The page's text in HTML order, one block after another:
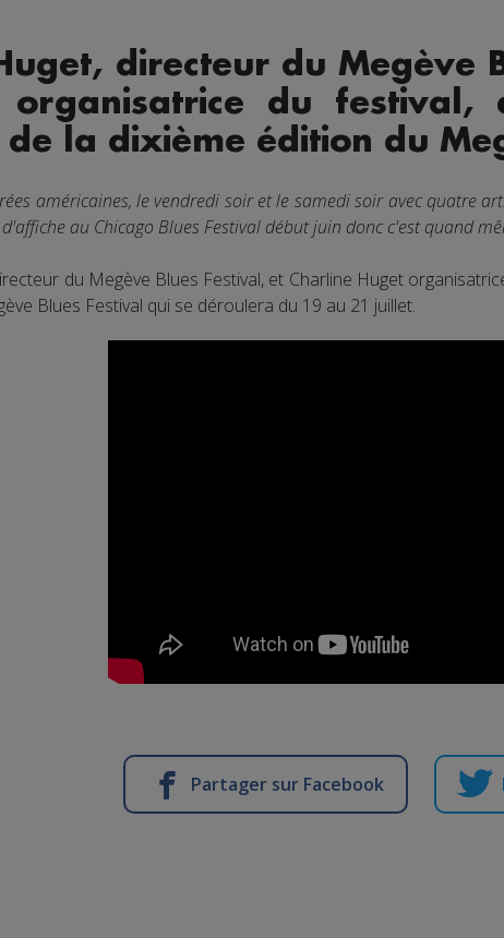
directeur du Megève
organisatrice du festival,
la dixième édition du
américaines, le vendredi soir et le samedi soir avec quatre
au Chicago Blues Festival début juin donc c'est quand
du Megève Blues Festival, et Charline Huget
Blues Festival qui se déroulera du 19 au 21 juillet.
Partager sur Facebook